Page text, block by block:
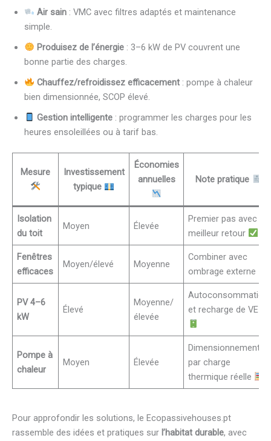
Air sain: VMC avec filtres adaptés et maintenance
simple.
Produisez de l’énergie: 3–6 kW de PV couvrent une
bonne partie des charges.
Chauffez/refroidissez efficacement: pompe à chaleur
bien dimensionnée, SCOP élevé.
Gestion intelligente: programmer les charges pour les
heures ensoleillées ou à tarif bas.
Mesure
Investissement
typique
Économies
annuelles
Note pratique
Isolation
du toit
Moyen Élevée
Premier pas avec
meilleur retour
Fenêtres
efficaces
Moyen/élevé Moyenne
Combiner avec
ombrage externe
PV 4–6
kW
Élevé
Moyenne/
élevée
Autoconsommation
et recharge de VE
Pompe à
chaleur
Moyen Élevée
Dimensionnement
par charge
thermique réelle
Pour approfondir les solutions, le Ecopassivehouses.pt
rassemble des idées et pratiques sur l’habitat durable, avec